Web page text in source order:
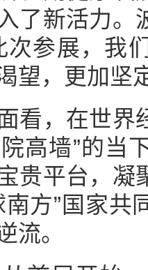
了新活力。
次参展，我
望，更加坚
，在世界
院高墙”的
贵平台，凝
南方”国家
流。